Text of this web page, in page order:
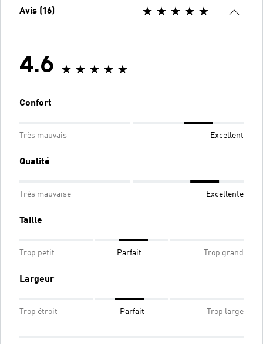
Avis (16)
4.6
Confort
Très mauvais Excellent
Qualité
Très mauvaise Excellente
Taille
Trop petit Parfait Trop grand
Largeur
Trop étroit Parfait Trop large